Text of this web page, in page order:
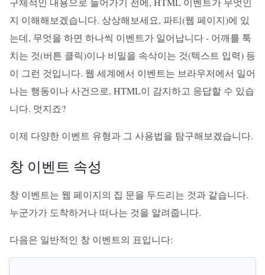
지 이해해보겠습니다. 상상해보세요, 파티(웹 페이지)에 있
는데, 무엇을 하면 하나씩 이벤트가 일어납니다 - 어깨를 툭
치는 것(버튼 클릭)이나 비밀을 속삭이는 것(텍스트 입력) 등
이 그런 것입니다. 웹 세계에서 이벤트는 브라우저에서 일어
나는 행동이나 사건으로, HTML이 감지하고 응답할 수 있습
니다. 멋지죠?
이제 다양한 이벤트 유형과 그 사용법을 탐구해보겠습니다.
창 이벤트 속성
창 이벤트는 웹 페이지의 집 문을 두드리는 것과 같습니다.
누군가가 도착하거나 떠나는 것을 알려줍니다.
다음은 일반적인 창 이벤트의 표입니다: